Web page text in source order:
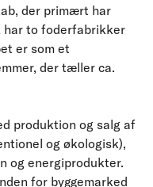
der primært har
har to foderfabrikker
er som et
der tæller ca.
produktion og salg af
og økologisk),
og energiprodukter.
for byggemarked